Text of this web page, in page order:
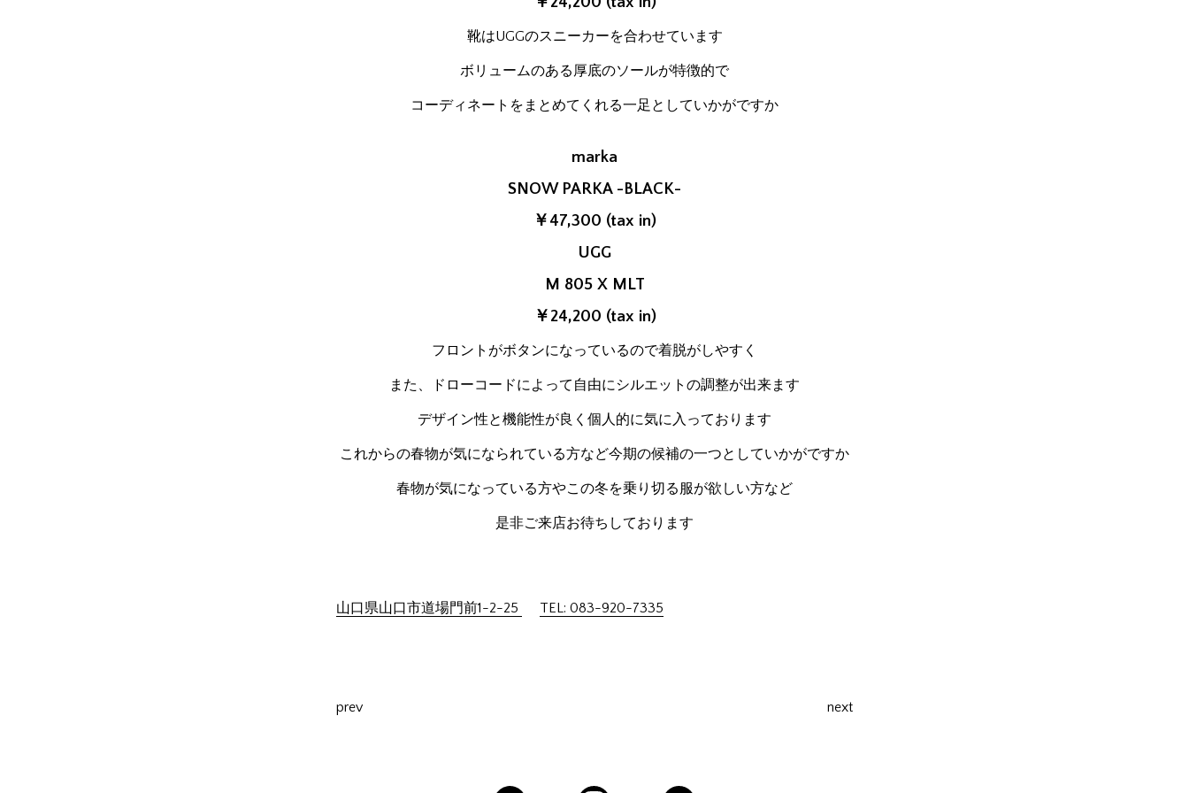
靴はUGGのスニーカーを合わせています
ボリュームのある厚底のソールが特徴的で
コーディネートをまとめてくれる一足としていかがですか
marka
SNOW PARKA -BLACK-
￥47,300 (tax in)
UGG
M 805 X MLT
￥24,200 (tax in)
フロントがボタンになっているので着脱がしやすく
また、ドローコードによって自由にシルエットの調整が出来ます
デザイン性と機能性が良く個人的に気に入っております
これからの春物が気になられている方など今期の候補の一つとしていかがですか
春物が気になっている方やこの冬を乗り切る服が欲しい方など
是非ご来店お待ちしております
山口県山口市道場門前1-2-25 TEL: 083-920-7335
prev next